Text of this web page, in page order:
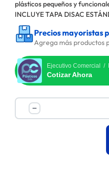
plásticos pequeños y
INCLUYE TAPA DISAC
Precios mayoristas
Agrega más productos
Ejecutivo Comercial /
Cotizar Ahora